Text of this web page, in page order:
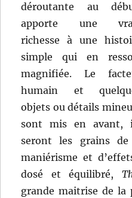
déroutante au
apporte une
richesse à une
simple qui en
magnifiée. Le
humain et
objets ou détails
sont mis en avant,
seront les grains
maniérisme et
dosé et équilibré,
grande maitrise de la